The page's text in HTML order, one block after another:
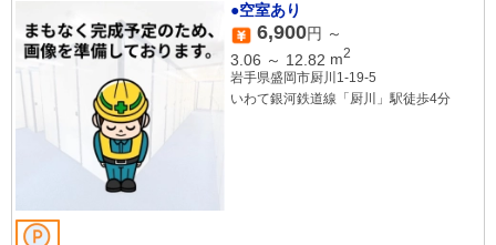
●空室あり
6,900円 ～
3.06 ～ 12.82 m2
岩手県盛岡市厨川1-19-5
いわて銀河鉄道線「厨川」駅徒歩4分